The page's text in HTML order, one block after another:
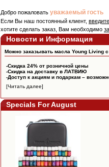
Добро пожаловать уважаемый гость
Если Вы наш постоянный клиент,
хотите сделать заказ, Вам необходимо
Новости и Информация
Можно заказывать масла Young Living c
-Скидка 24% от розничной цены
-Скидка на доставку в ЛАТВИЮ
-Доступ к акциям и подаркам –
[Читать далее]
Specials For August